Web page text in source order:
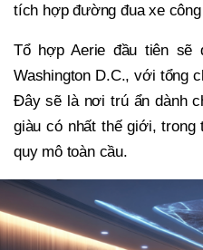
tích hợp đường đua xe
Tổ hợp Aerie đầu tiên sẽ
Washington D.C., với tổng
Đây sẽ là nơi trú ẩn dành
giàu có nhất thế giới,
quy mô toàn cầu.